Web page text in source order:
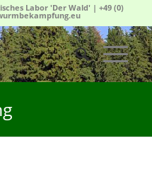
Labor 'Der Wald' |+49 (0)